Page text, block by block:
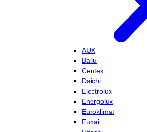
AUX
Ballu
Centek
Daichi
Electrolux
Energolux
Euroklimat
Funai